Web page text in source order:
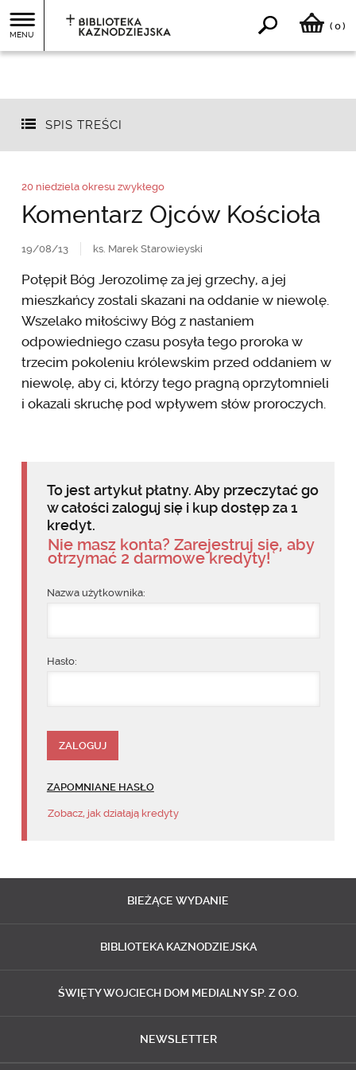
MENU
( 0)
SPIS TREŚCI
20 niedziela okresu zwykłego
Komentarz Ojców Kościoła
19/08/13 ks. Marek Starowieyski
Potępił Bóg Jerozolimę za jej grzechy, a jej
mieszkańcy zostali skazani na oddanie w niewolę.
Wszelako miłościwy Bóg z nastaniem
odpowiedniego czasu posyła tego proroka w
trzecim pokoleniu królewskim przed oddaniem w
niewolę, aby ci, którzy tego pragną oprzytomnieli
i okazali skruchę pod wpływem słów proroczych.
To jest artykuł płatny. Aby przeczytać go
w całości zaloguj się i kup dostęp za 1
kredyt.
Nie masz konta? Zarejestruj się, aby
otrzymać 2 darmowe kredyty!
Nazwa użytkownika:
Hasło:
ZAPOMNIANE HASŁO
Zobacz, jak działają kredyty
BIEŻĄCE WYDANIE
BIBLIOTEKA KAZNODZIEJSKA
ŚWIĘTY WOJCIECH DOM MEDIALNY SP. Z O.O.
NEWSLETTER